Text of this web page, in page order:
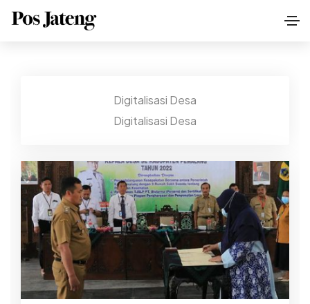
Digitalisasi Desa
Digitalisasi Desa